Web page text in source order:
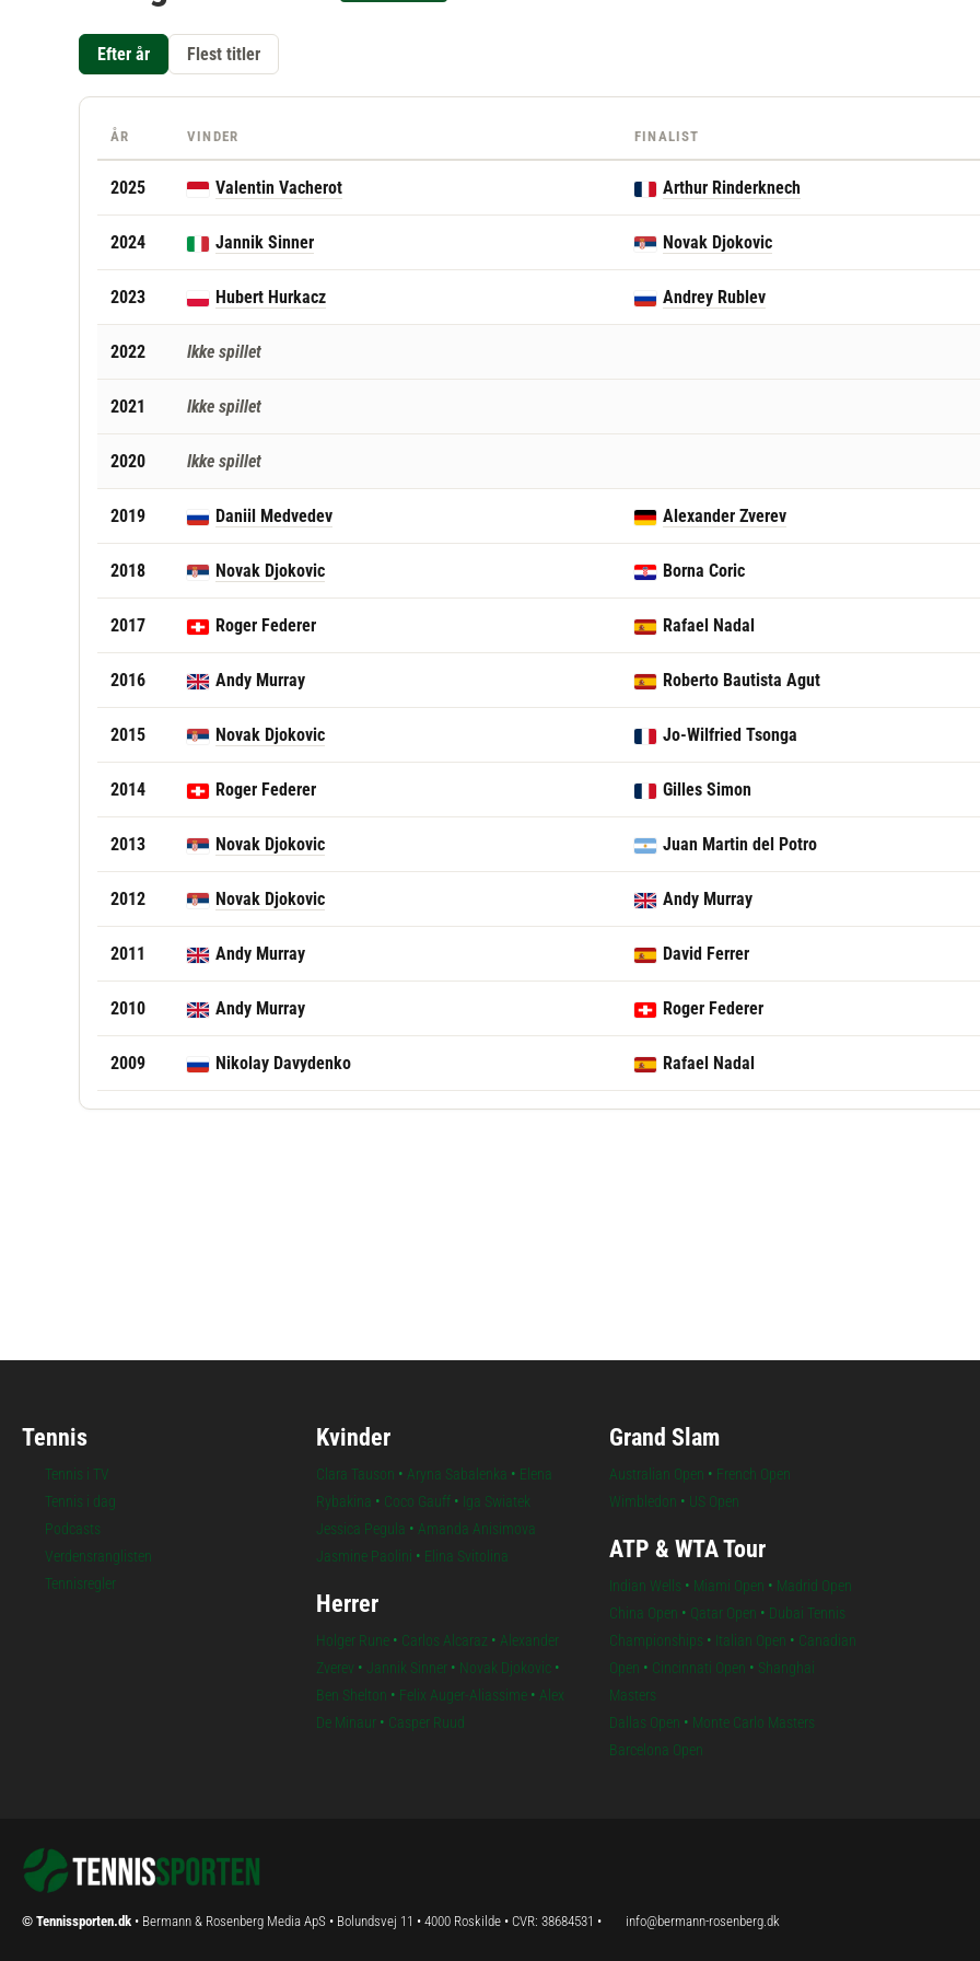
Efter år Flest titler
ÅR VINDER FINALIST
2025 Valentin Vacherot Arthur Rinderknech
2024 Jannik Sinner Novak Djokovic
2023 Hubert Hurkacz Andrey Rublev
2022 Ikke spillet
2021 Ikke spillet
2020 Ikke spillet
2019 Daniil Medvedev Alexander Zverev
2018 Novak Djokovic Borna Coric
2017 Roger Federer Rafael Nadal
2016 Andy Murray Roberto Bautista Agut
2015 Novak Djokovic Jo-Wilfried Tsonga
2014 Roger Federer Gilles Simon
2013 Novak Djokovic Juan Martin del Potro
2012 Novak Djokovic Andy Murray
2011 Andy Murray David Ferrer
2010 Andy Murray Roger Federer
2009 Nikolay Davydenko Rafael Nadal
Tennis
Tennis i TV
Tennis i dag
Podcasts
Verdensranglisten
Tennisregler
Kvinder
Clara Tauson • Aryna Sabalenka • Elena
Rybakina • Coco Gauff• Iga Swiatek
Jessica Pegula • Amanda Anisimova
Jasmine Paolini • Elina Svitolina
Herrer
Holger Rune• Carlos Alcaraz • Alexander
Zverev • Jannik Sinner• Novak Djokovic•
Ben Shelton • Felix Auger-Aliassime• Alex
De Minaur• Casper Ruud
Grand Slam
Australian Open • French Open
Wimbledon • US Open
ATP & WTA Tour
Indian Wells • Miami Open • Madrid Open
China Open • Qatar Open • Dubai Tennis
Championships • Italian Open • Canadian
Open • Cincinnati Open • Shanghai
Masters
Dallas Open • Monte Carlo Masters
Barcelona Open
© Tennissporten.dk • Bermann & Rosenberg Media ApS • Bolundsvej 11 • 4000 Roskilde • CVR: 38684531 • info@bermann-rosenberg.dk